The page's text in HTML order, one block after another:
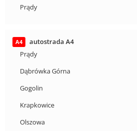
Prądy
A4
autostrada A4
Prądy
Dąbrówka Górna
Gogolin
Krapkowice
Olszowa